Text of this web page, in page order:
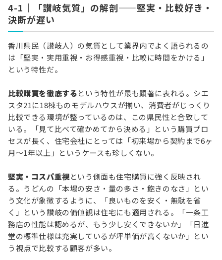
4-1｜「讃岐気質」の解剖——堅実・比較好き・
決断が遅い
香川県民（讃岐人）の気質として業界内でよく語られるの
は「堅実・実用重視・お得感重視・比較に時間をかける」
という特性だ。
比較購買を徹底するという特性が最も顕著に表れる。シエ
スタ21に18棟ものモデルハウスが揃い、消費者がじっくり
比較できる環境が整っているのは、この県民性と合致して
いる。「見て比べて確かめてから決める」という購買プロ
セスが長く、住宅会社にとっては「初来場から契約まで6ヶ
月〜1年以上」というケースも珍しくない。
堅実・コスパ重視という側面も住宅購買に強く反映され
る。うどんの「本場の安さ・量の多さ・飽きのなさ」とい
う文化が象徴するように、「良いものを安く・無駄を省
く」という讃岐の価値観は住宅にも適用される。「一条工
務店の性能は認めるが、もう少し安くできないか」「日進
堂の標準仕様は充実しているが坪単価が高くないか」とい
う視点で比較する顧客が多い。